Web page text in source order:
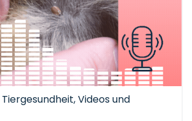
Tiergesundheit,Videos und